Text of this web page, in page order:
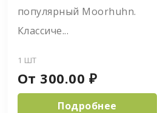
популярный Moorhuhn.
Классиче...
1 ШТ
От 300.00 ₽
Подробнее